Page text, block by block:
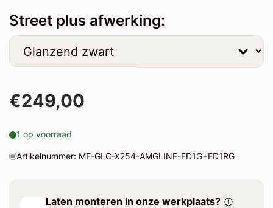
Street plus afwerking:
€249,00
1 op voorraad
Artikelnummer: ME-GLC-X254-AMGLINE-FD1G+FD1RG
Laten monteren in onze werkplaats?